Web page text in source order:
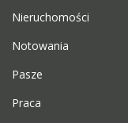
Nieruchomości
Notowania
Pasze
Praca